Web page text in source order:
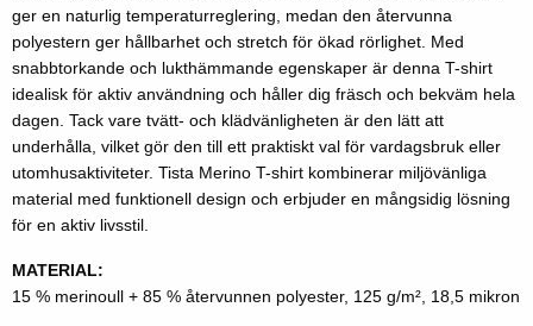
ger en naturlig temperaturreglering, medan den återvunna
polyestern ger hållbarhet och stretch för ökad rörlighet. Med
snabbtorkande och lukthämmande egenskaper är denna T-shirt
idealisk för aktiv användning och håller dig fräsch och bekväm hela
dagen. Tack vare tvätt- och klädvänligheten är den lätt att
underhålla, vilket gör den till ett praktiskt val för vardagsbruk eller
utomhusaktiviteter. Tista Merino T-shirt kombinerar miljövänliga
material med funktionell design och erbjuder en mångsidig lösning
för en aktiv livsstil.
MATERIAL:
15 % merinoull + 85 % återvunnen polyester, 125 g/m², 18,5 mikron